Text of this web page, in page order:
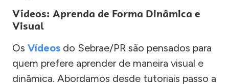
Vídeos: Aprenda de Forma Dinâmica e
Visual
Os Vídeos do Sebrae/PR são pensados para
quem prefere aprender de maneira visual e
dinâmica. Abordamos desde tutoriais passo a